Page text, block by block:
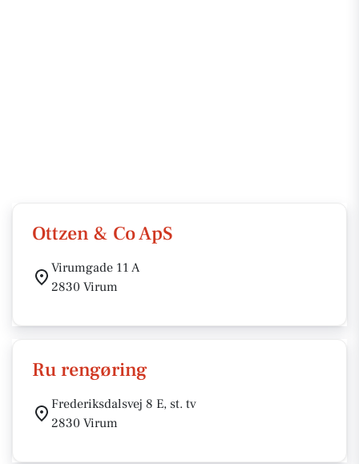
Ottzen & Co ApS
Virumgade 11 A
2830 Virum
Ru rengøring
Frederiksdalsvej 8 E, st. tv
2830 Virum